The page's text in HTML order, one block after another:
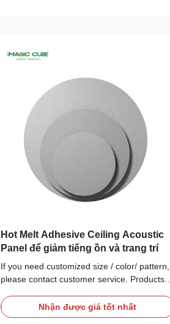
Hot Melt Adhesive Ceiling Acoustic
Panel để giảm tiếng ồn và trang trí
If you need customized size / color/ pattern,
please contact customer service. Products
design flexibility with MQ 3D polyester fiber
acoustic tiles, a modular acoustic wall panel
Nhận được giá tốt nhất